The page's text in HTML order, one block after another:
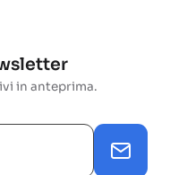
in anteprima.